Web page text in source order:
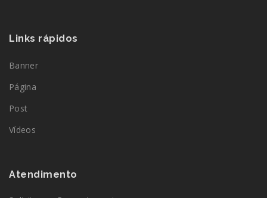
Links rápidos
Banner
Página
Post
Vídeos
Atendimento